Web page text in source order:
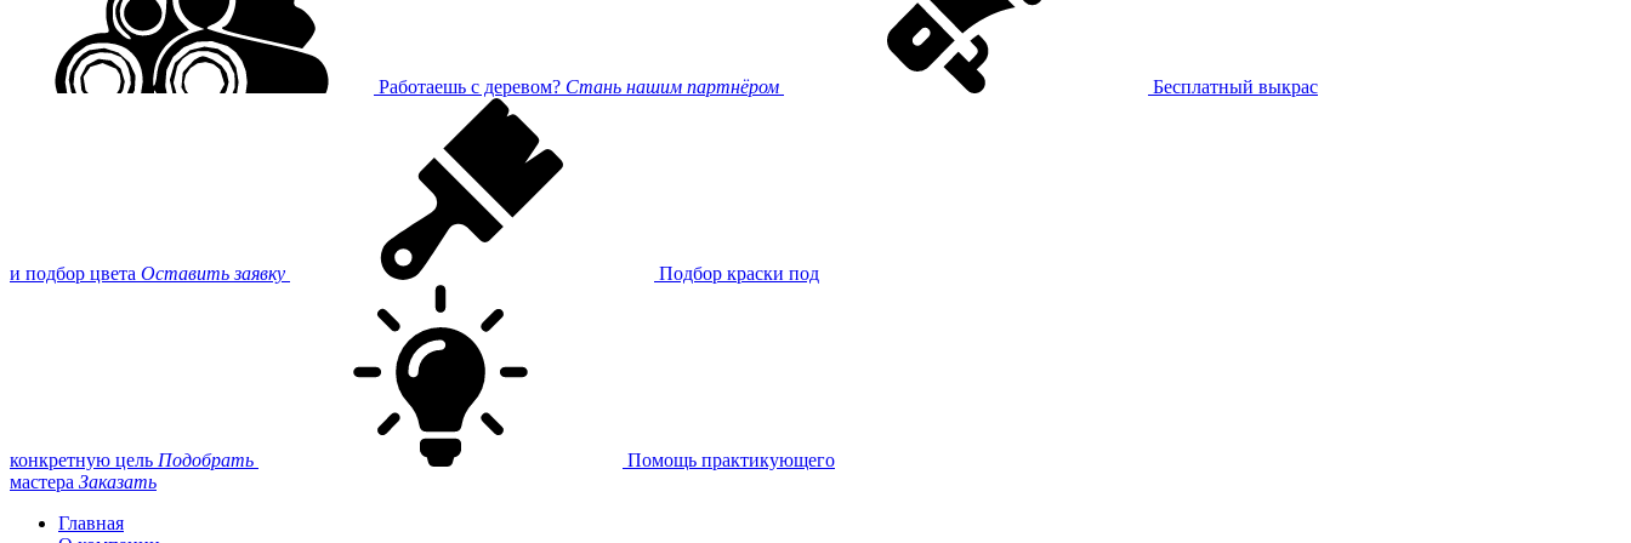
Работаешь с деревом? Стань нашим партнёром Бесплатный выкрас
и подбор цвета Оставить заявку Подбор краски под
конкретную цель Подобрать
Помощь практикующего
мастера Заказать
Главная